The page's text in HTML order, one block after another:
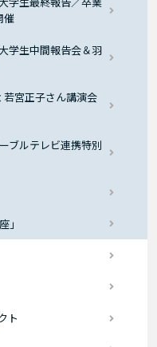
催
学生中間報告会＆羽
若宮正子さん講演会
ブルテレビ連携特別
」
ト